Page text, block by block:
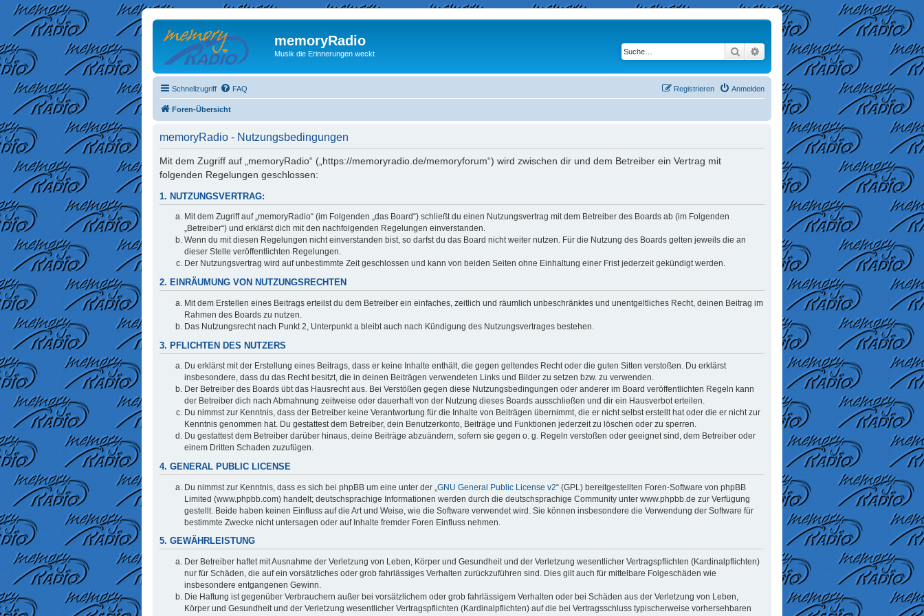
memoryRadio
Musik die Erinnerungen weckt Suche Erweiterte Suche
Schnellzugriff FAQ Anmelden
Registrieren
Foren-Übersicht
memoryRadio - Nutzungsbedingungen
Mit dem Zugriff auf „memoryRadio“ („https://memoryradio.de/memoryforum“) wird zwischen dir und dem Betreiber ein Vertrag mit
folgenden Regelungen geschlossen:
1. NUTZUNGSVERTRAG:
Mit dem Zugriff auf „memoryRadio“ (im Folgenden „das Board“) schließt du einen Nutzungsvertrag mit dem Betreiber des Boards ab (im Folgenden
„Betreiber“) und erklärst dich mit den nachfolgenden Regelungen einverstanden.
Wenn du mit diesen Regelungen nicht einverstanden bist, so darfst du das Board nicht weiter nutzen. Für die Nutzung des Boards gelten jeweils die an
dieser Stelle veröffentlichten Regelungen.
Der Nutzungsvertrag wird auf unbestimmte Zeit geschlossen und kann von beiden Seiten ohne Einhaltung einer Frist jederzeit gekündigt werden.
2. EINRÄUMUNG VON NUTZUNGSRECHTEN
Mit dem Erstellen eines Beitrags erteilst du dem Betreiber ein einfaches, zeitlich und räumlich unbeschränktes und unentgeltliches Recht, deinen Beitrag im
Rahmen des Boards zu nutzen.
Das Nutzungsrecht nach Punkt 2, Unterpunkt a bleibt auch nach Kündigung des Nutzungsvertrages bestehen.
3. PFLICHTEN DES NUTZERS
Du erklärst mit der Erstellung eines Beitrags, dass er keine Inhalte enthält, die gegen geltendes Recht oder die guten Sitten verstoßen. Du erklärst
insbesondere, dass du das Recht besitzt, die in deinen Beiträgen verwendeten Links und Bilder zu setzen bzw. zu verwenden.
Der Betreiber des Boards übt das Hausrecht aus. Bei Verstößen gegen diese Nutzungsbedingungen oder anderer im Board veröffentlichten Regeln kann
der Betreiber dich nach Abmahnung zeitweise oder dauerhaft von der Nutzung dieses Boards ausschließen und dir ein Hausverbot erteilen.
Du nimmst zur Kenntnis, dass der Betreiber keine Verantwortung für die Inhalte von Beiträgen übernimmt, die er nicht selbst erstellt hat oder die er nicht zur
Kenntnis genommen hat. Du gestattest dem Betreiber, dein Benutzerkonto, Beiträge und Funktionen jederzeit zu löschen oder zu sperren.
Du gestattest dem Betreiber darüber hinaus, deine Beiträge abzuändern, sofern sie gegen o. g. Regeln verstoßen oder geeignet sind, dem Betreiber oder
einem Dritten Schaden zuzufügen.
4. GENERAL PUBLIC LICENSE
Du nimmst zur Kenntnis, dass es sich bei phpBB um eine unter der „ GNU General Public License v2“ (GPL) bereitgestellten Foren-Software von phpBB
Limited (www.phpbb.com) handelt; deutschsprachige Informationen werden durch die deutschsprachige Community unter www.phpbb.de zur Verfügung
gestellt. Beide haben keinen Einfluss auf die Art und Weise, wie die Software verwendet wird. Sie können insbesondere die Verwendung der Software für
bestimmte Zwecke nicht untersagen oder auf Inhalte fremder Foren Einfluss nehmen.
5. GEWÄHRLEISTUNG
Der Betreiber haftet mit Ausnahme der Verletzung von Leben, Körper und Gesundheit und der Verletzung wesentlicher Vertragspflichten (Kardinalpflichten)
nur für Schäden, die auf ein vorsätzliches oder grob fahrlässiges Verhalten zurückzuführen sind. Dies gilt auch für mittelbare Folgeschäden wie
insbesondere entgangenen Gewinn.
Die Haftung ist gegenüber Verbrauchern außer bei vorsätzlichem oder grob fahrlässigem Verhalten oder bei Schäden aus der Verletzung von Leben,
Körper und Gesundheit und der Verletzung wesentlicher Vertragspflichten (Kardinalpflichten) auf die bei Vertragsschluss typischerweise vorhersehbaren